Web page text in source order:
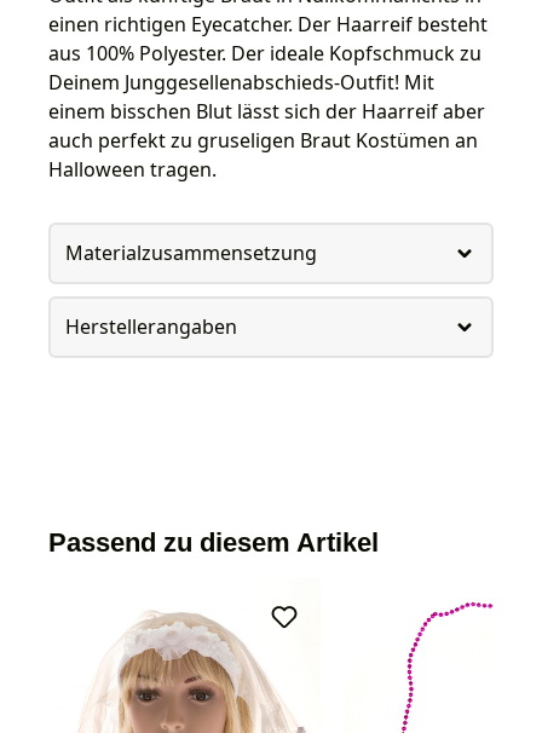
einen richtigen Eyecatcher. Der Haarreif besteht
aus 100% Polyester. Der ideale Kopfschmuck zu
Deinem Junggesellenabschieds-Outfit! Mit
einem bisschen Blut lässt sich der Haarreif aber
auch perfekt zu gruseligen Braut Kostümen an
Halloween tragen.
Materialzusammensetzung
Herstellerangaben
Passend zu diesem Artikel